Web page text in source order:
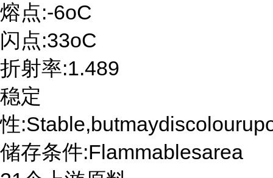
熔点:-6oC
闪点:33oC
折射率:1.489
稳定
性
储存条件:Flammablesarea